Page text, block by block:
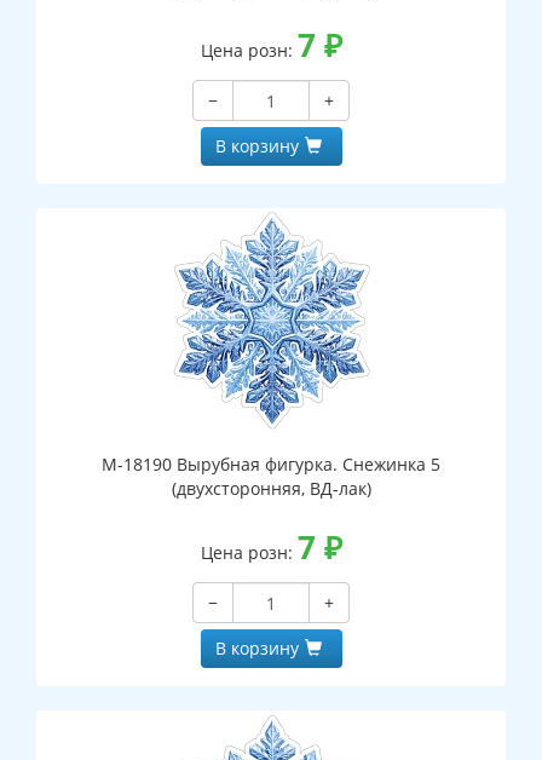
Цена розн: 7 ₽
−
+
В корзину
М-18190 Вырубная фигурка. Снежинка 5
(двухсторонняя, ВД-лак)
Цена розн: 7 ₽
−
+
В корзину